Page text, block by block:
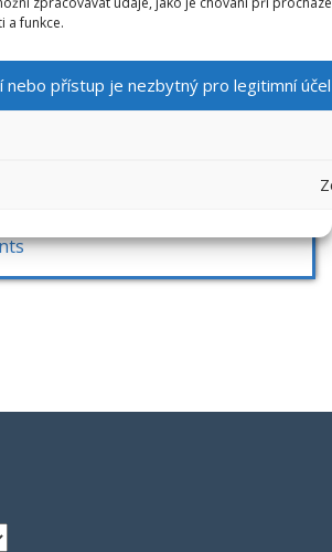
a funkce.
nebo přístup je nezbytný pro legitimní